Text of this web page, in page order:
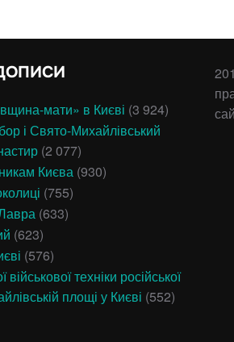
мати» в Києві (3 924)
і Свято-Михайлівський
(2 077)
Києва (930)
(755)
(633)
(623)
(576)
техніки російської
площі у Києві (552)